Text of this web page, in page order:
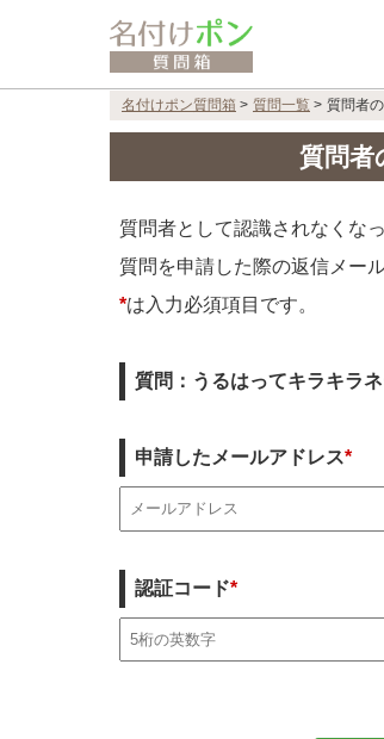
名付けポン質問箱 > 質問一覧 > 質問者
質問者
質問者として認識されなくな
質問を申請した際の返信メー
*は入力必須項目です。
質問：うるはってキラキラ
申請したメールアドレス*
認証コード*